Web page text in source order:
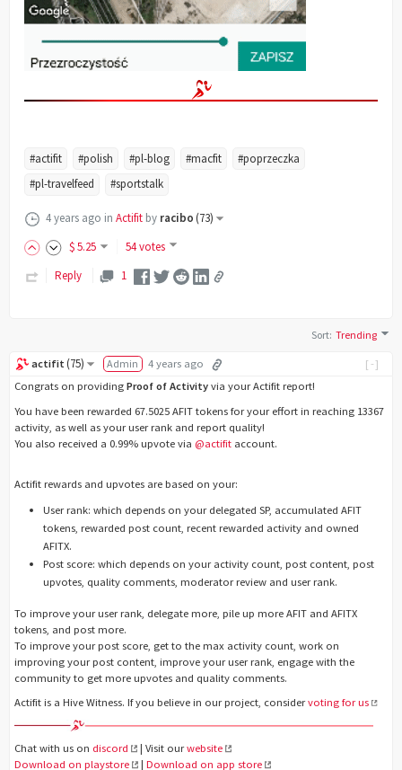
#actifit #polish #pl-blog #macfit
#poprzeczka
#pl-travelfeed
#sportstalk
4 years ago in Actifit by racibo(73)
$5.25
54 votes
Reply
1
Sort:Trending
[-]
actifit (75) Admin
4 years ago
Congrats on providing Proof of Activity via your Actifit report!
You have been rewarded 67.5025 AFIT tokens for your effort in reaching 13367
activity, as well as your user rank and report quality!
You also received a 0.99% upvote via @actifit account.
Actifit rewards and upvotes are based on your:
User rank: which depends on your delegated SP, accumulated AFIT
tokens, rewarded post count, recent rewarded activity and owned
AFITX.
Post score: which depends on your activity count, post content, post
upvotes, quality comments, moderator review and user rank.
To improve your user rank, delegate more, pile up more AFIT and AFITX
tokens, and post more.
To improve your post score, get to the max activity count, work on
improving your post content, improve your user rank, engage with the
community to get more upvotes and quality comments.
Actifit is a Hive Witness. If you believe in our project, considervoting for us
Chat with us on discord | Visit ourwebsite
Download on playstore
|Download on app store